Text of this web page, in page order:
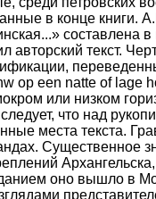
в конце книги.
авторский текст.
op een natte of
или низком
что над
места текста.
Существенное
оно вышло в